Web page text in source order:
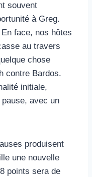
souvent
à Greg.
face, nos hôtes
au travers
chose
contre Bardos.
initiale,
pause, avec un
produisent
une nouvelle
points sera de